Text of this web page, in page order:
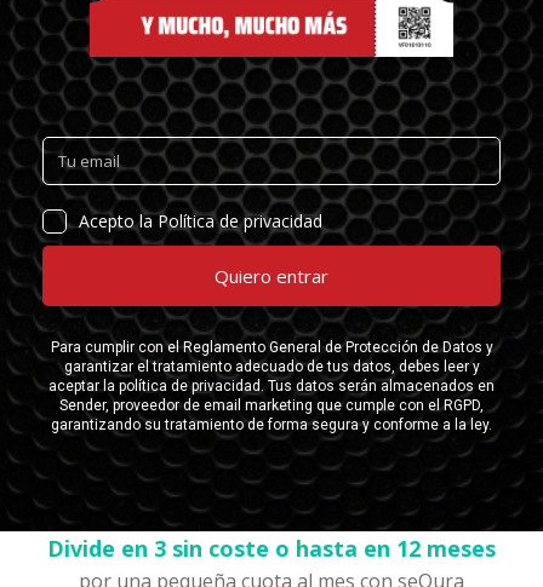
Divide en 3 sin coste o hasta en 12 meses
por una pequeña cuota al mes con seQura